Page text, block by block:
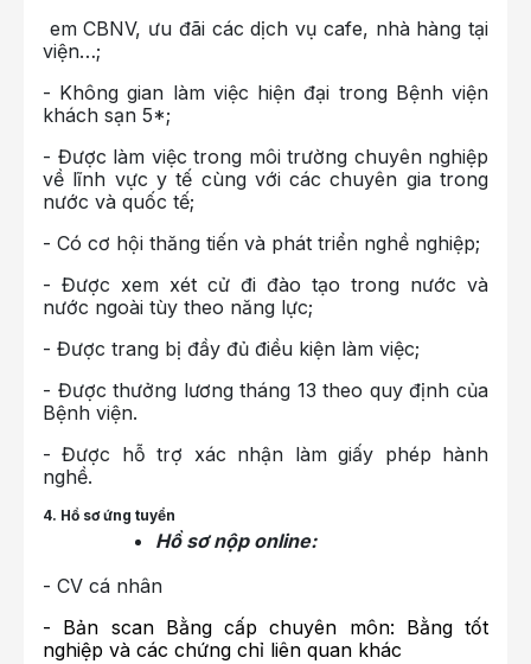
em CBNV, ưu đãi các dịch vụ cafe, nhà hàng tại
viện…;
- Không gian làm việc hiện đại trong Bệnh viện
khách sạn 5*;
- Được làm việc trong môi trường chuyên nghiệp
về lĩnh vực y tế cùng với các chuyên gia trong
nước và quốc tế;
- Có cơ hội thăng tiến và phát triển nghề nghiệp;
- Được xem xét cử đi đào tạo trong nước và
nước ngoài tùy theo năng lực;
- Được trang bị đầy đủ điều kiện làm việc;
- Được thưởng lương tháng 13 theo quy định của
Bệnh viện.
- Được hỗ trợ xác nhận làm giấy phép hành
nghề.
4. Hồ sơ ứng tuyển
Hồ sơ nộp online:
- CV cá nhân
- Bản scan Bằng cấp chuyên môn: Bằng tốt
nghiệp và các chứng chỉ liên quan khác